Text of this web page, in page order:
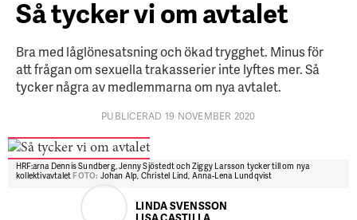
Så tycker vi om avtalet
Bra med låglönesatsning och ökad trygghet. Minus för
att frågan om sexuella trakasserier inte lyftes mer. Så
tycker några av medlemmarna om nya avtalet.
PUBLICERAD 19 NOVEMBER 2020
HRF:arna Dennis Sundberg, Jenny Sjöstedt och Ziggy Larsson tycker till om nya
kollektivavtaletFOTO: Johan Alp, Christel Lind, Anna-Lena Lundqvist
LINDA SVENSSON